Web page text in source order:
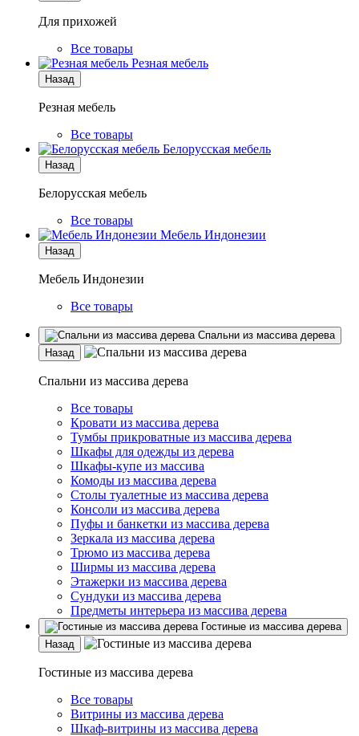
Для прихожей
Все товары
Резная мебель
Назад
Резная мебель
Все товары
Белорусская мебель
Назад
Белорусская мебель
Все товары
Мебель Индонезии
Назад
Мебель Индонезии
Все товары
Спальни из массива дерева
Назад
Спальни из массива дерева
Все товары
Кровати из массива дерева
Тумбы прикроватные из массива дерева
Шкафы для одежды из дерева
Шкафы-купе из массива
Комоды из массива дерева
Столы туалетные из массива дерева
Консоли из массива дерева
Пуфы и банкетки из массива дерева
Зеркала из массива дерева
Трюмо из массива дерева
Ширмы из массива дерева
Этажерки из массива дерева
Сундуки из массива дерева
Предметы интерьера из массива дерева
Гостиные из массива дерева
Назад
Гостиные из массива дерева
Все товары
Витрины из массива дерева
Шкаф-витрины из массива дерева